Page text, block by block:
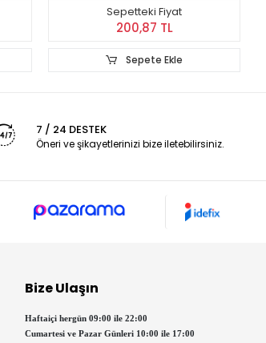
Sepetteki Fiyat
147,41 TL
Sepete Ekle
7 / 24 DESTEK
Öneri ve şikayetlerinizi bize iletebilirsiniz.
Bize Ulaşın
Haftaiçi hergün 09:00 ile 22:00
Cumartesi ve Pazar Günleri 10:00 ile 17:00